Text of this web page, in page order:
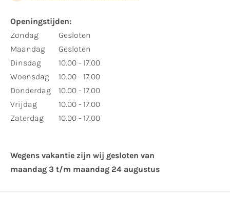
Openingstijden:
Zondag
Maandag
Dinsdag
Woensdag
Donderdag
Vrijdag
Zaterdag
Gesloten
Gesloten
10.00 - 17.00
10.00 - 17.00
10.00 - 17.00
10.00 - 17.00
10.00 - 17.00
Wegens vakantie zijn wij gesloten van ​
maandag 3 t/m maandag 24 augustus